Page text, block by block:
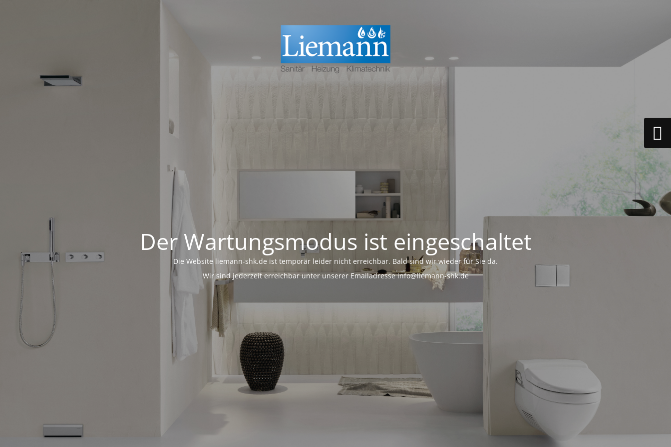
Der Wartungsmodus ist eingeschaltet
Die Website liemann-shk.de ist temporär leider nicht erreichbar. Bald sind wir wieder für Sie da.
Wir sind jederzeit erreichbar unter unserer Emailadresse info@liemann-shk.de